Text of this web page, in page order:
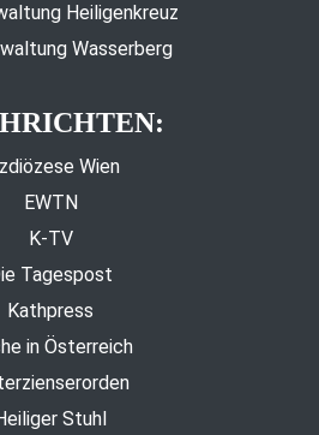
Heiligenkreuz
Wasserberg
Wien
EWTN
K-TV
Tagespost
Kathpress
in Österreich
Stuhl